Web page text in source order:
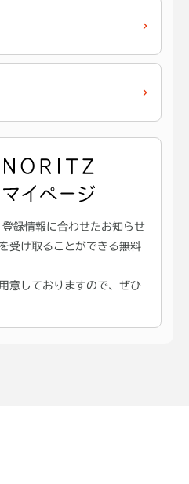
録情報に合わせたお知らせ
受け取ることができる無料
意しておりますので、ぜひ